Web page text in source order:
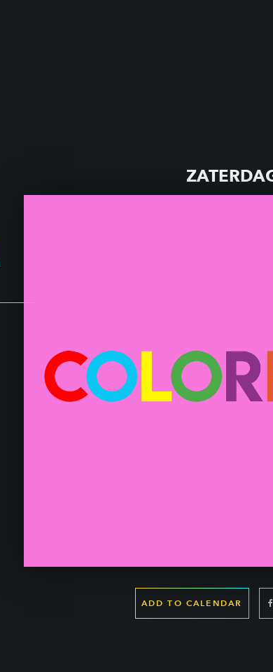
ADD TO CALENDAR